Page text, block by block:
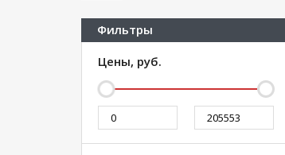
Фильтры
Цены, руб.